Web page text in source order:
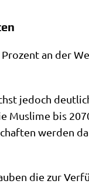
an der
jedoch
Mus­li­me bis
wer­den
die zur